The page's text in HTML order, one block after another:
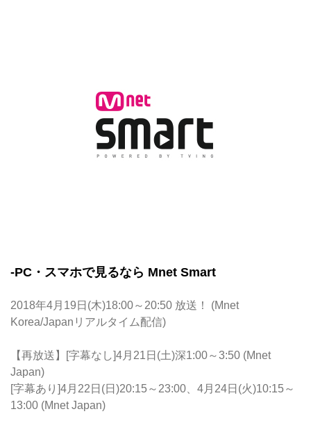
-PC・スマホで見るなら Mnet Smart
2018年4月19日(木)18:00～20:50 放送！ (Mnet
Korea/Japan リアルタイム配信)
【再放送】[字幕なし]4月21日(土)深1:00～3:50 (Mnet
Japan)
[字幕あり]4月22日(日)20:15～23:00、4月24日(火)10:15～
13:00 (Mnet Japan)